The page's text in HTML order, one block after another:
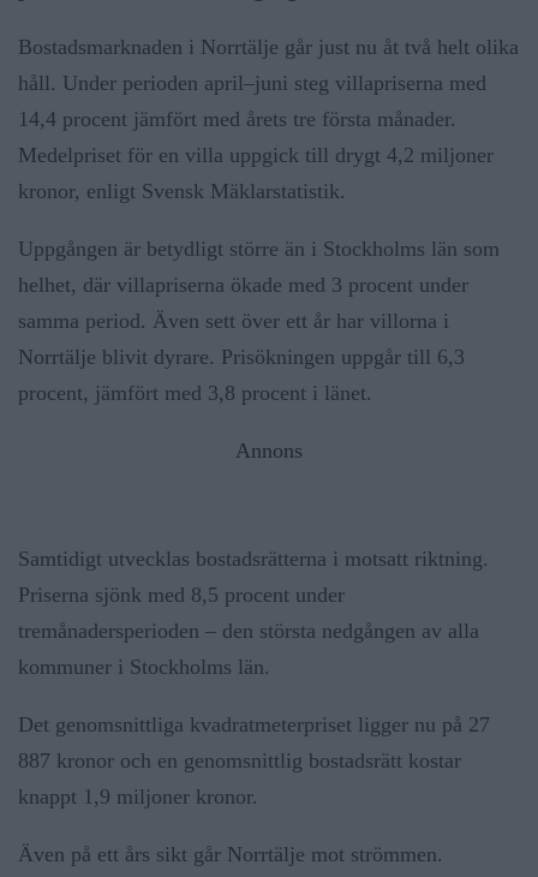
Bostadsmarknaden i Norrtälje går just nu åt två helt olika
håll. Under perioden april–juni steg villapriserna med
14,4 procent jämfört med årets tre första månader.
Medelpriset för en villa uppgick till drygt 4,2 miljoner
kronor, enligt Svensk Mäklarstatistik.
Uppgången är betydligt större än i Stockholms län som
helhet, där villapriserna ökade med 3 procent under
samma period. Även sett över ett år har villorna i
Norrtälje blivit dyrare. Prisökningen uppgår till 6,3
procent, jämfört med 3,8 procent i länet.
Annons
Samtidigt utvecklas bostadsrätterna i motsatt riktning.
Priserna sjönk med 8,5 procent under
tremånadersperioden – den största nedgången av alla
kommuner i Stockholms län.
Det genomsnittliga kvadratmeterpriset ligger nu på 27
887 kronor och en genomsnittlig bostadsrätt kostar
knappt 1,9 miljoner kronor.
Även på ett års sikt går Norrtälje mot strömmen.